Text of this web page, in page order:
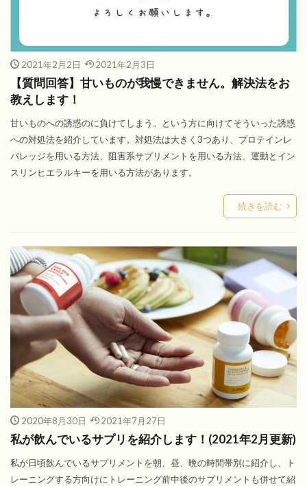
2021年2月2日 2021年2月3日
【質問回答】甘いものが我慢できません。解決法をお
教えします！
甘いものへの誘惑のに負けてしまう。という方に向けてそういった誘惑
への対処法を紹介しています。対処法は大きく3つあり、プロテインレ
バレッジを用いる方法、阻害系サプリメントを用いる方法、運動とイン
スリンヒエラルキーを用いる方法があります。
続きを読む
2020年8月30日 2021年7月27日
私が飲んでいるサプリを紹介します！(2021年2月更新)
私が日頃飲んでいるサプリメントを朝、昼、晩の時間帯別に紹介し、ト
レーニングする方向けにトレーニング前中後のサプリメントも併せて紹